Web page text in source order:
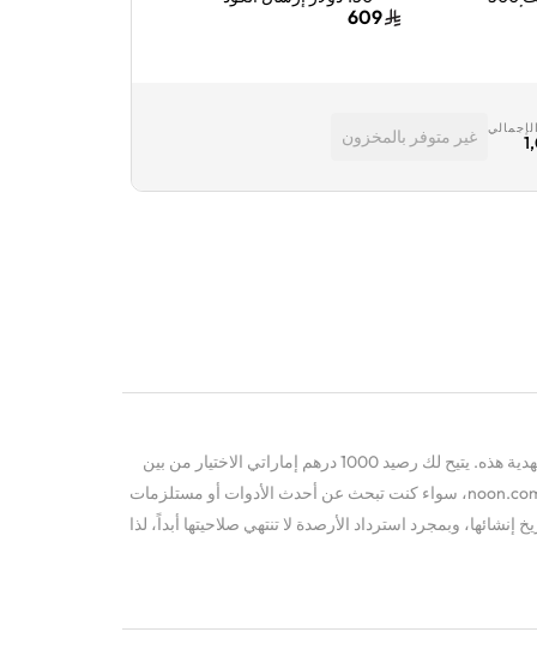
الرقمي بالبريد الإلكتروني
609
الإجمالي غير متوفر بالمخزون
استمتع بتجربة تسوق بسيطة مع بطاقة الهدية هذه. يتيح لك رصيد 1000 درهم إماراتي الاختيار من بين
مجموعة كبيرة من المنتجات على موقع noon.com، سواء كنت تبحث عن أحدث الأدوات أو مستلزمات
وبمجرد استرداد الأرصدة لا تنتهي صلاحيتها أبداً، لذا